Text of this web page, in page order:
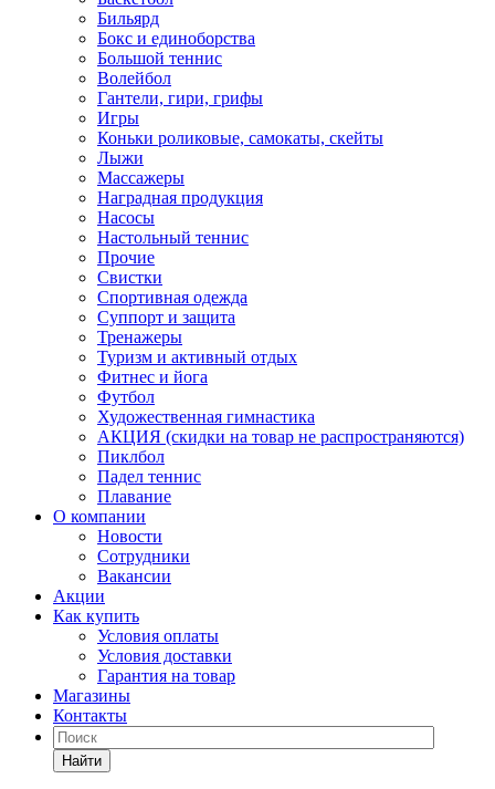
Бильярд
Бокс и единоборства
Большой теннис
Волейбол
Гантели, гири, грифы
Игры
Коньки роликовые, самокаты, скейты
Лыжи
Массажеры
Наградная продукция
Насосы
Настольный теннис
Прочие
Свистки
Спортивная одежда
Суппорт и защита
Тренажеры
Туризм и активный отдых
Фитнес и йога
Футбол
Художественная гимнастика
АКЦИЯ (скидки на товар не распространяются)
Пиклбол
Падел теннис
Плавание
О компании
Новости
Сотрудники
Вакансии
Акции
Как купить
Условия оплаты
Условия доставки
Гарантия на товар
Магазины
Контакты
Найти